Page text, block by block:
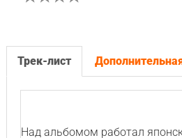
Трек-лист
Над альбомом работал